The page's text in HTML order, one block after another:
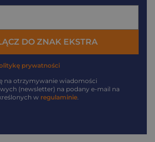
DO ZNAK EKSTRA
prywatności
na otrzymywanie wiadomości
(newsletter) na podany e-mail na
w regulaminie.